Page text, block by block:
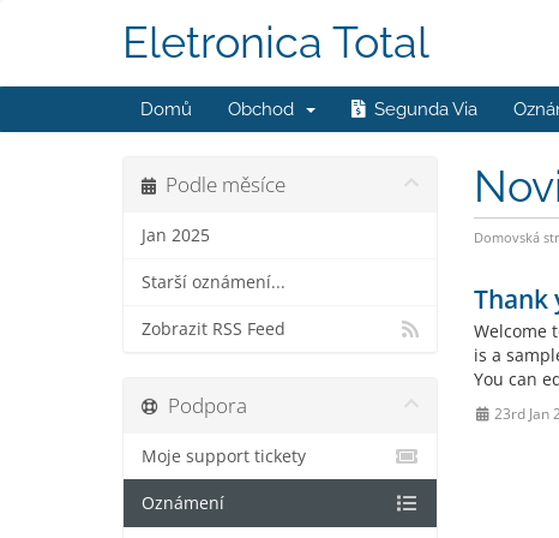
Eletronica Total
Domů Obchod Segunda Via
Domovská
Podle měsíce
Jan 2025
Starší oznámení...
Zobrazit RSS Feed
Thank
Welcome
is a
You can
23rd Jan
Podpora
Moje support tickety
Oznámení